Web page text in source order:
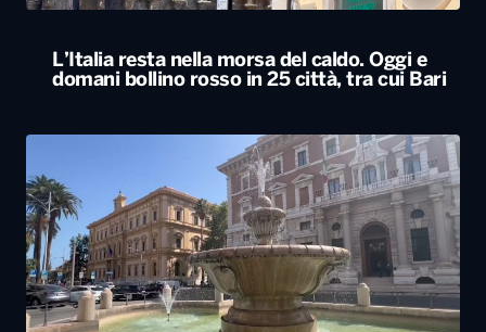
L’Italia resta nella morsa del caldo. Oggi e
domani bollino rosso in 25 città, tra cui Bari